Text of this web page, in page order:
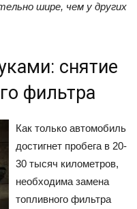
шире, чем у других
снятие
фильтра
Как только автомобиль
достигнет пробега в 20-
30 тысяч километров,
необходима замена
топливного фильтра